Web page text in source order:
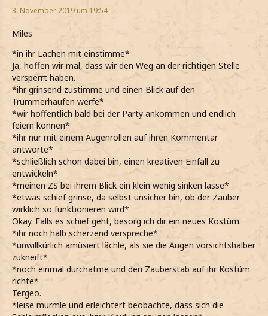
3. November 2019 um 19:54
Miles
*in ihr Lachen mit einstimme*
Ja, hoffen wir mal, dass wir den Weg an der richtigen Stelle
versperrt haben.
*ihr grinsend zustimme und einen Blick auf den
Trümmerhaufen werfe*
*wir hoffentlich bald bei der Party ankommen und endlich
feiern können*
*ihr nur mit einem Augenrollen auf ihren Kommentar
antworte*
*schließlich schon dabei bin, einen kreativen Einfall zu
entwickeln*
*meinen ZS bei ihrem Blick ein klein wenig sinken lasse*
*etwas schief grinse, da selbst unsicher bin, ob der Zauber
wirklich so funktionieren wird*
Okay. Falls es schief geht, besorg ich dir ein neues Kostüm.
*ihr noch halb scherzend verspreche*
*unwillkürlich amüsiert lächle, als sie die Augen vorsichtshalber
zukneift*
*noch einmal durchatme und den Zauberstab auf ihr Kostüm
richte*
Tergeo.
*leise murmle und erleichtert beobachte, dass sich die